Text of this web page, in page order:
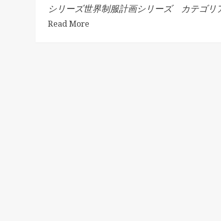
シリーズ世界制服計画シリーズ カテゴリ
Read More